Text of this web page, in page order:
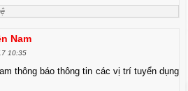
Nam
10:35
thông báo thông tin các vị trí tuyển dụng